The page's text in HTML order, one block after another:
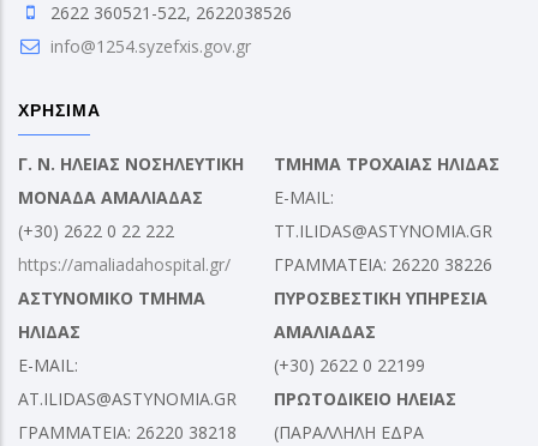
2622 360521-522, 2622038526
info@1254.syzefxis.gov.gr
ΧΡΗΣΙΜΑ
Γ. Ν. ΗΛΕΙΑΣ ΝΟΣΗΛΕΥΤΙΚΗ
ΜΟΝΑΔΑ ΑΜΑΛΙΑΔΑΣ
(+30) 2622 0 22 222
https://amaliadahospital.gr/
ΑΣΤΥΝΟΜΙΚΟ ΤΜΗΜΑ
ΗΛΙΔΑΣ
E-MAIL:
AT.ILIDAS@ASTYNOMIA.GR
ΓΡΑΜΜΑΤΕΙΑ: 26220 38218
ΤΜΗΜΑ ΤΡΟΧΑΙΑΣ ΗΛΙΔΑΣ
E-MAIL:
TT.ILIDAS@ASTYNOMIA.GR
ΓΡΑΜΜΑΤΕΙΑ: 26220 38226
ΠΥΡΟΣΒΕΣΤΙΚΗ ΥΠΗΡΕΣΙΑ
ΑΜΑΛΙΑΔΑΣ
(+30) 2622 0 22199
ΠΡΩΤΟΔΙΚΕΙΟ ΗΛΕΙΑΣ
(ΠΑΡΑΛΛΗΛΗ ΕΔΡΑ